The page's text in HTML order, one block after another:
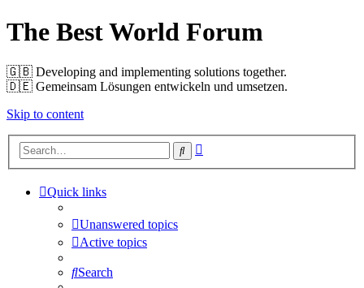
The Best World Forum
🇬🇧️ Developing and implementing solutions together.
🇩🇪️ Gemeinsam Lösungen entwickeln und umsetzen.
Skip to content
Search
Quick links
Unanswered topics
Active topics
Search